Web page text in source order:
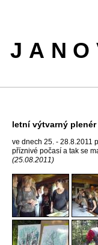
letní výtvarný
ve dnech 25. - 28.8.2011
příznivé počasí a tak se
(25.08.2011)